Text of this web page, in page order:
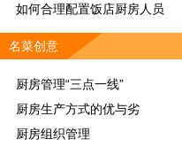
如何合理配置饭店厨房人员
名菜创意
厨房管理“三点一线”
厨房生产方式的优与劣
厨房组织管理